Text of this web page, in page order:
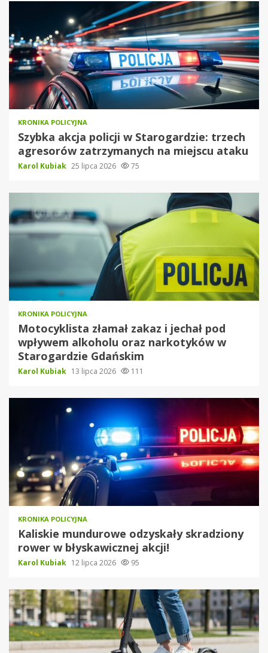
KRONIKA POLICYJNA
Szybka akcja policji w Starogardzie: trzech
agresorów zatrzymanych na miejscu ataku
Karol Kubiak 25 lipca 2026 75
KRONIKA POLICYJNA
Motocyklista złamał zakaz i jechał pod
wpływem alkoholu oraz narkotyków w
Starogardzie Gdańskim
Karol Kubiak 13 lipca 2026 111
KRONIKA POLICYJNA
Kaliskie mundurowe odzyskały skradziony
rower w błyskawicznej akcji!
Karol Kubiak 12 lipca 2026 95